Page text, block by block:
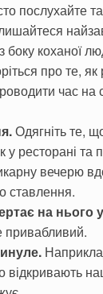
послухайте
коханої
про те, як
час на
Одягніть те,
ресторані
вечерю
ставлення.
на нього
привабливий.